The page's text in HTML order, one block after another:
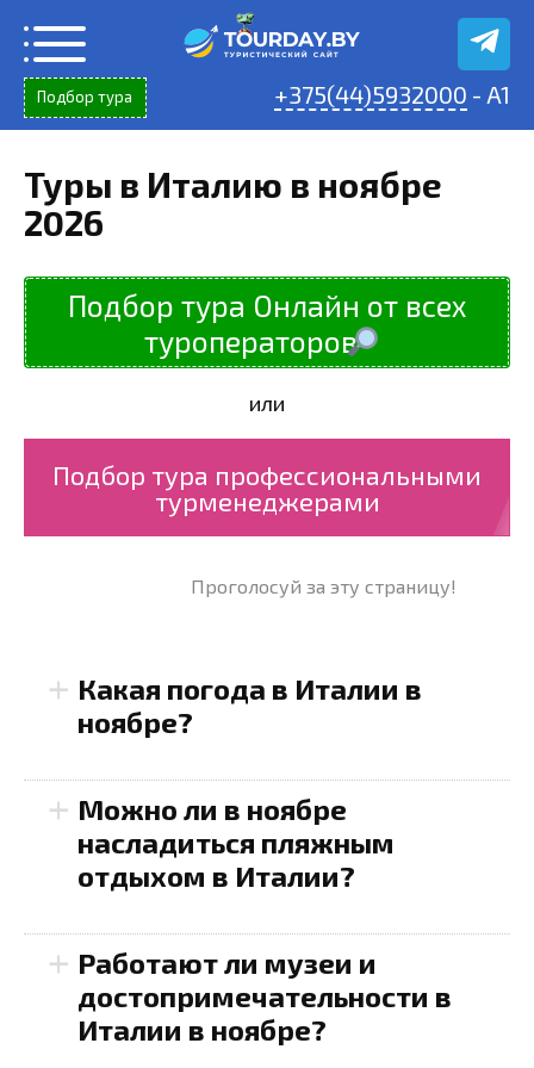
содержанию
Подбор тура +375(44)5932000 - A1
Туры в Италию в ноябре
2026
Подбор тура Онлайн от всех
туроператоров
или
Подбор тура профессиональными
турменеджерами
Проголосуй за эту страницу!
+ Какая погода в Италии в
ноябре?
+ Можно ли в ноябре
насладиться пляжным
отдыхом в Италии?
+ Работают ли музеи и
достопримечательности в
Италии в ноябре?